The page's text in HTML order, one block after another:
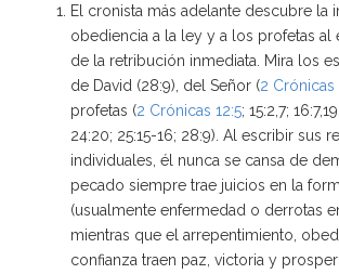
El cronista más adelante descubre la
obediencia a la ley y a los profetas al
de la retribución inmediata. Mira los
de David (28:9), del Señor (2 Crónicas
profetas (2 Crónicas 12:5; 15:2,7;
24:20; 25:15-16; 28:9). Al escribir sus
individuales, él nunca se cansa de
pecado siempre trae juicios en la
(usualmente enfermedad o derrotas
mientras que el arrepentimiento,
confianza traen paz, victoria y